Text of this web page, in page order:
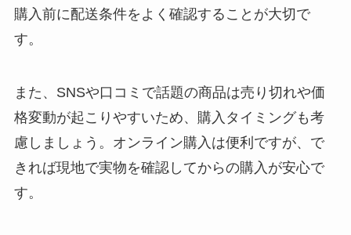
購入前に配送条件をよく確認することが大切で
す。
また、SNSや口コミで話題の商品は売り切れや価
格変動が起こりやすいため、購入タイミングも考
慮しましょう。オンライン購入は便利ですが、で
きれば現地で実物を確認してからの購入が安心で
す。